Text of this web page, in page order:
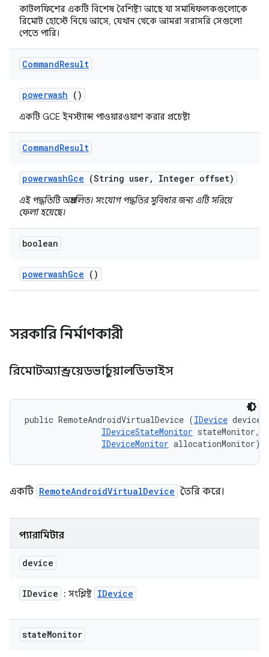
কাটলফিশের একটি বিশেষ বৈশিষ্ট্য আছে যা সমাধিফলকগুলোকে
রিমোট হোস্টে নিয়ে আসে, যেখান থেকে আমরা সরাসরি সেগুলো
পেতে পারি।
CommandResult
powerwash ()
একটি GCE ইনস্ট্যান্স পাওয়ারওয়াশ করার প্রচেষ্টা
CommandResult
powerwashGce (String user, Integer offset)
এই পদ্ধতিটি অপ্রচলিত। সংযোগ পদ্ধতির সুবিধার জন্য এটি সরিয়ে
ফেলা হয়েছে।
boolean
powerwashGce ()
সরকারি নির্মাণকারী
রিমোটঅ্যান্ড্রয়েডভার্চুয়ালডিভাইস
public RemoteAndroidVirtualDevice (IDevice
IDeviceStateMonitor stateMonitor,
IDeviceMonitor allocationMonitor)
একটি RemoteAndroidVirtualDevice তৈরি করে।
প্যারামিটার
device
IDevice : সংশ্লিষ্ট IDevice
stateMonitor